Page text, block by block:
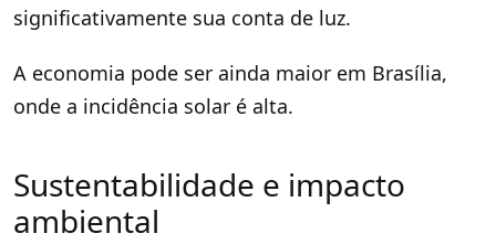
significativamente sua conta de luz.
A economia pode ser ainda maior em Brasília,
onde a incidência solar é alta.
Sustentabilidade e impacto
ambiental